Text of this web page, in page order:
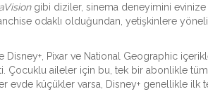
gibi diziler, sinema deneyimini evinize
odaklı olduğundan, yetişkinlere
Pixar ve National Geographic
Çocuklu aileler için bu, tek bir abonlikle
evde küçükler varsa, Disney+ genellikle ilk